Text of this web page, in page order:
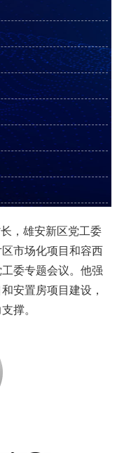
，雄安新区党工委
市场化项目和容西
委专题会议。他强
安置房项目建设，
撑。